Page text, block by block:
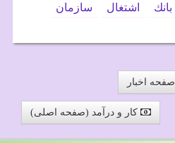
بانك اشتغال
سازمان
صفحه اخبار
کار و درآمد (صفحه اصلی)